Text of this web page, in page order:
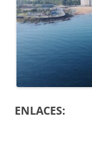
ENLACES: